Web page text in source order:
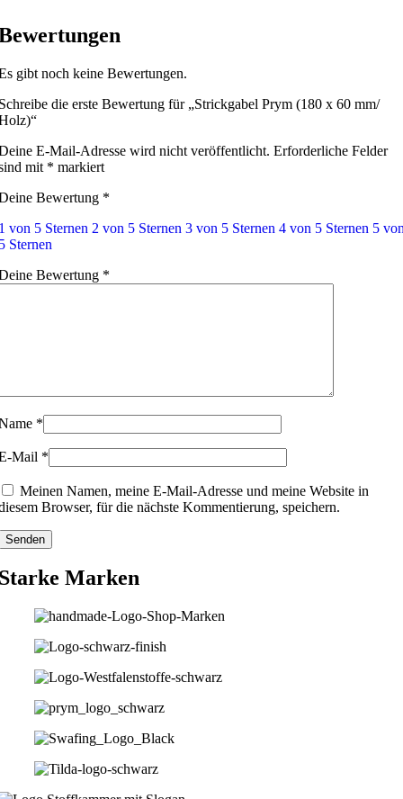
gibt noch keine Bewertungen.
die erste Bewertung für „Strickgabel Prym (180 x 60 mm/
E-Mail-Adresse wird nicht veröffentlicht. Erforderliche Felder
mit * markiert
Bewertung *
von 5 Sternen 2 von 5 Sternen 3 von 5 Sternen 4 von 5 Sternen 5
Sternen
Bewertung *
*
Mail *
Meinen Namen, meine E-Mail-Adresse und meine Website in
Browser, für die nächste Kommentierung, speichern.
Marken